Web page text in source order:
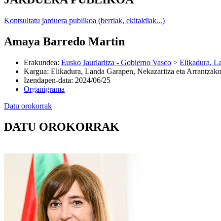
Kontsultatu jarduera publikoa (berriak, ekitaldiak...)
Amaya Barredo Martin
Erakundea: Eusko Jaurlaritza - Gobierno Vasco > Elikadura,
Kargua: Elikadura, Landa Garapen, Nekazaritza eta
Izendapen-data: 2024/06/25
Organigrama
Datu orokorrak
DATU OROKORRAK